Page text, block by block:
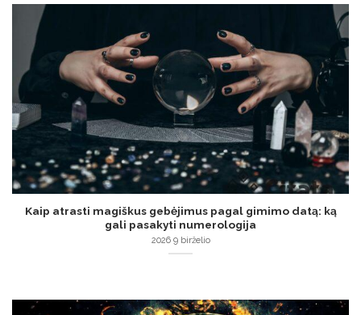
Kaip atrasti magiškus gebėjimus pagal gimimo datą: ką
gali pasakyti numerologija
2026 9 birželio